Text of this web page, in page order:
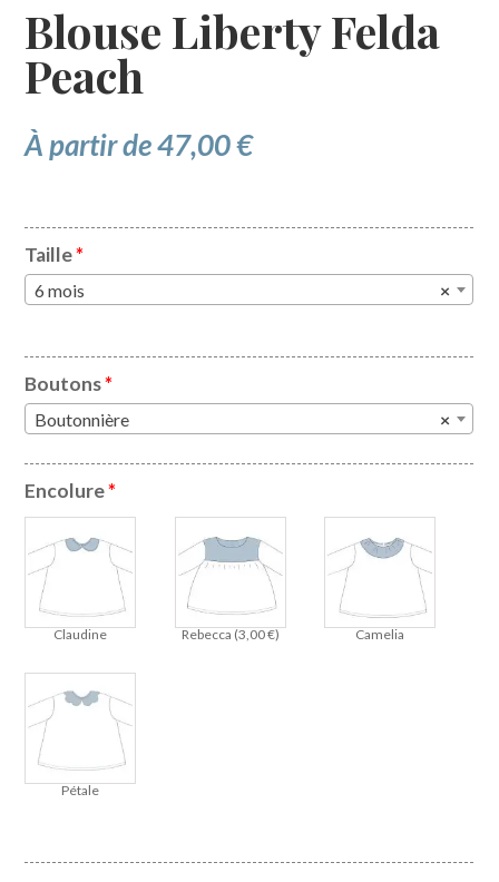
Blouse Liberty Felda
Peach
À partir de47,00€
Taille*
×
6 mois
Boutons*
×
Boutonnière
Encolure*
Claudine Rebecca (3,00€) Camelia
Pétale